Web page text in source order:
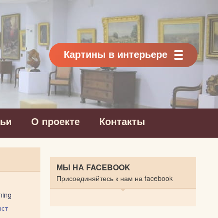
Картины в интерьере
О проекте Контакты
МЫ НА FACEBOOK
Присоединяйтесь к нам на facebook